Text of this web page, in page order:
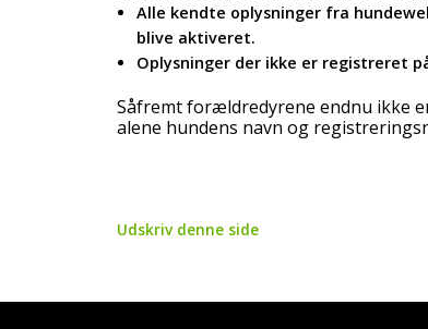
Alle kendte oplysninger fra
blive aktiveret.
Oplysninger der ikke er registreret
Såfremt forældredyrene endnu ikke
alene hundens navn og
Udskriv denne side